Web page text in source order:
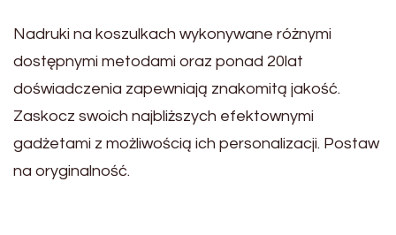
Nadruki na koszulkach wykonywane różnymi
dostępnymi metodami oraz ponad 20lat
doświadczenia zapewniają znakomitą jakość.
Zaskocz swoich najbliższych efektownymi
gadżetami z możliwością ich personalizacji. Postaw
na oryginalność.